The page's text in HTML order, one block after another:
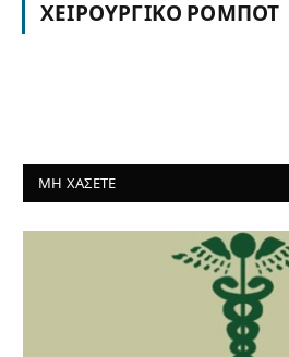
ΧΕΙΡΟΥΡΓΙΚΌ ΡΟΜΠΌΤ
ΜΗ ΧΑΣΕΤΕ